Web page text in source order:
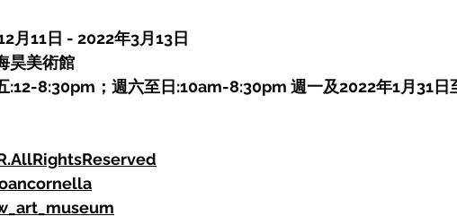
月11日 - 2022年3月13日
昊美術館
:12-8:30pm；週六至日:10am-8:30pm 週一及2022年1月31日